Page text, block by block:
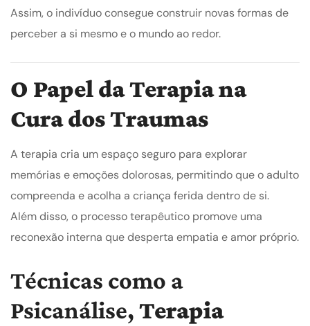
Assim, o indivíduo consegue construir novas formas de
perceber a si mesmo e o mundo ao redor.
O Papel da Terapia na
Cura dos Traumas
A terapia cria um espaço seguro para explorar
memórias e emoções dolorosas, permitindo que o adulto
compreenda e acolha a criança ferida dentro de si.
Além disso, o processo terapêutico promove uma
reconexão interna que desperta empatia e amor próprio.
Técnicas como a
Psicanálise, Terapia